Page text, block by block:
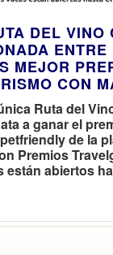
DEL VINO
ENTRE
MEJOR
CON
Ruta del
a ganar el
de la
Premios
están abiertos